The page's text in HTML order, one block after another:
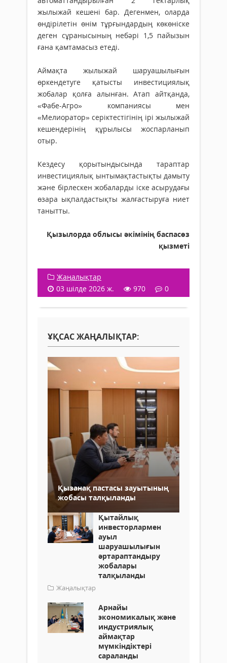
жылыжай кешені бар. Дегенмен, оларда
өндірілетін өнім тұрғындардың көкөніске
деген сұранысының небәрі 1,5 пайызын
ғана қамтамасыз етеді.
Аймақта жылыжай шаруашылығын
өркендетуге қатысты инвестициялық
жобалар қолға алынған. Атап айтқанда,
«Фабе-Агро» компаниясы мен
«Мелиоратор» серіктестігінің ірі жылыжай
кешендерінің құрылысы жоспарланып
отыр.
Кездесу қорытындысында тараптар
инвестициялық ынтымақтастықты дамыту
және бірлескен жобаларды іске асырудағы
өзара ықпалдастықты жалғастыруға ниет
танытты.
Қызылорда облысы әкімінің баспасөз
қызметі
Жаңалықтар
03 шілде 2026 ж.
970 0
ҰҚСАС ЖАҢАЛЫҚТАР:
Қызанақ пастасы зауытының
жобасы талқыланды
Қытайлық
инвесторлармен
ауыл
шаруашылығын
әртараптандыру
жобалары
талқыланды
Жаңалықтар
Арнайы
экономикалық және
индустриялық
аймақтар
мүмкіндіктері
сараланды